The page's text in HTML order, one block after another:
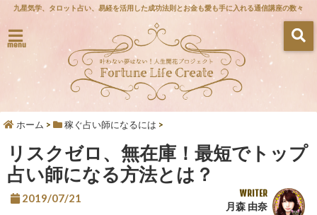
九星気学、タロット占い、易経を活用した成功法則とお金も愛も手に入れる通信講座の数々
menu
ホーム > 稼ぐ占い師になるには >
リスクゼロ、無在庫！最短でトップ
占い師になる方法とは？
2019/07/21 WRITER
月森 由奈